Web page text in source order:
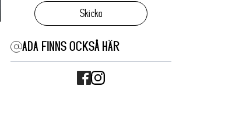
Skicka
ADA FINNS OCKSÅ HÄR